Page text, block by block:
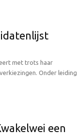
met trots haar
Onder leiding
een